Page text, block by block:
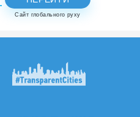
Сайт глобального руху